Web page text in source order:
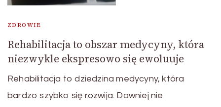
ZDROWIE
Rehabilitacja to obszar medycyny, która
niezwykle ekspresowo się ewoluuje
Rehabilitacja to dziedzina medycyny, która
bardzo szybko się rozwija. Dawniej nie